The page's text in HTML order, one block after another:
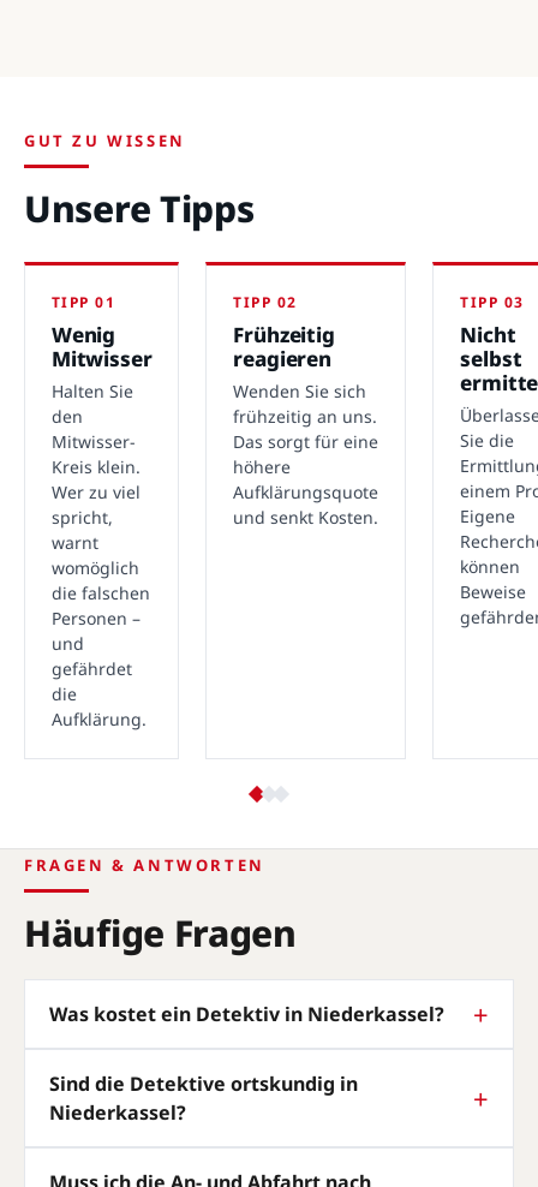
GUT ZU WISSEN
Unsere Tipps
TIPP 01
Wenig
Mitwisser
Halten Sie
den
Mitwisser-
Kreis klein.
Wer zu viel
spricht,
warnt
womöglich
die falschen
Personen –
und
gefährdet
die
Aufklärung.
TIPP 02
Frühzeitig
reagieren
Wenden Sie sich
frühzeitig an uns.
Das sorgt für eine
höhere
Aufklärungsquote
und senkt Kosten.
TIPP 03
Nicht
selbst
Sie die
einem
Eigene
können
Beweise
FRAGEN & ANTWORTEN
Häufige Fragen
Was kostet ein Detektiv in Niederkassel?
Sind die Detektive ortskundig in
Niederkassel?
Muss ich die An- und Abfahrt nach